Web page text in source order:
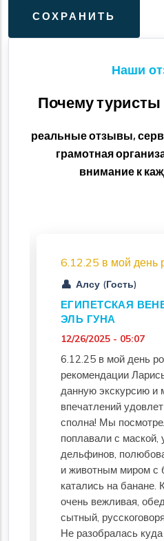
Наши
Почему
реальные отзывы,
грамотная
внимание к
6.12.25 в мой день
Алсу (Гость)
ЕГИПЕТСКАЯ
ЭЛЬ ГУНА
12/26/2025 - 05:07
6.12.25 в мой день
рекомендации
данную экскурсию и
впечатлений
сполна! Мы
поплавали с маской,
дельфинов,
и животным миром с
катались на банане.
очень вежливая,
сытный,
Не разобралась